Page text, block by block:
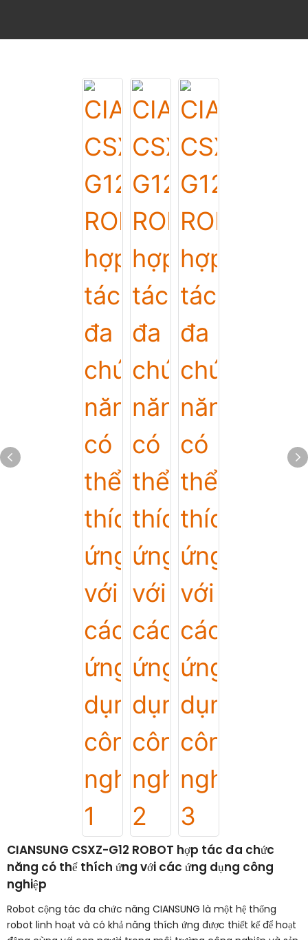
CIANSUNG CSXZ-G12 ROBOT hợp tác đa chức
năng có thể thích ứng với các ứng dụng công
nghiệp
Robot cộng tác đa chức năng CIANSUNG là một hệ thống
robot linh hoạt và có khả năng thích ứng được thiết kế để hoạt